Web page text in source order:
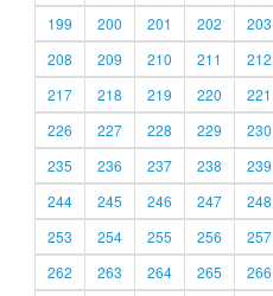
199
200 201 202 203
208
209 210 211 212
217
218 219 220 221
226
227 228 229 230
235
236 237 238 239
244
245 246 247 248
253
254 255 256 257
262
263 264 265 266